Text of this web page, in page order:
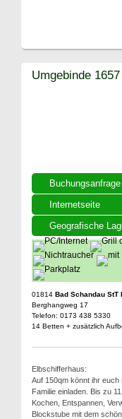
Buchungsanfrage
Internetseite
Geografische
Umgebinde 1657
01814 Bad Schandau StT
Berghangweg 17
Telefon: 0173 438 5330
14 Betten + zusätzlich
Elbschifferhaus:
Auf 150qm könnt ihr
Familie einladen. Bis zu
Kochen, Entspannen,
Blockstube mit dem